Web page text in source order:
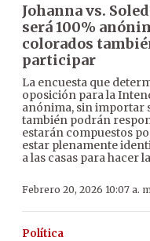
Johanna vs.
será 100%
colorados
participar
La encuesta que
oposición para la
anónima, sin importar
también podrán
estarán compuestos
estar plenamente
a las casas para hacer
Febrero 20, 2026 10:07 a.
Política